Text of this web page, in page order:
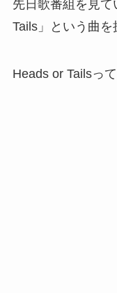
先日歌番組を見
Tails」という曲を
Heads or Tailsっ